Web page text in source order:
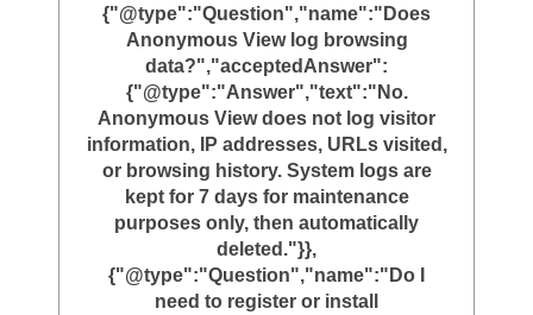
{"@type":"Question","name":"Does
Anonymous View log browsing
data?","acceptedAnswer":
{"@type":"Answer","text":"No.
Anonymous View does not log visitor
information, IP addresses, URLs visited,
or browsing history. System logs are
kept for 7 days for maintenance
purposes only, then automatically
deleted."}},
{"@type":"Question","name":"Do I
need to register or install